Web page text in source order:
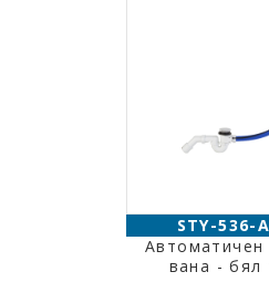
STY-536-
Автоматичен
вана - бял